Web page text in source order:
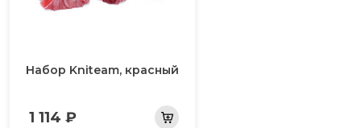
Набор Kniteam, красный
1 114 ₽